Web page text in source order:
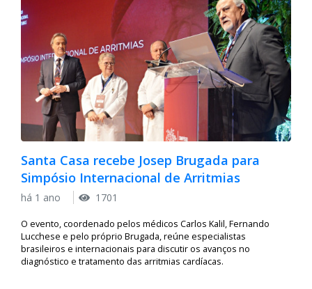
Santa Casa recebe Josep Brugada para
Simpósio Internacional de Arritmias
há 1 ano 1701
O evento, coordenado pelos médicos Carlos Kalil, Fernando
Lucchese e pelo próprio Brugada, reúne especialistas
brasileiros e internacionais para discutir os avanços no
diagnóstico e tratamento das arritmias cardíacas.